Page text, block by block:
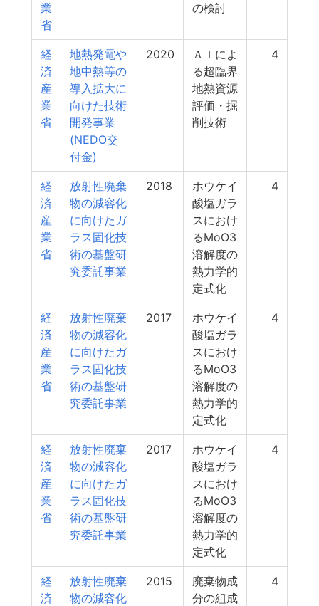
業
省
の検討
経
済
産
業
省
地熱発電や
地中熱等の
導入拡大に
向けた技術
開発事業
(NEDO交
付金)
2020
ＡＩによ
る超臨界
地熱資源
評価・掘
削技術
4
経
済
産
業
省
放射性廃棄
物の減容化
に向けたガ
ラス固化技
術の基盤研
究委託事業
2018
ホウケイ
酸塩ガラ
スにおけ
るMoO3
溶解度の
熱力学的
定式化
4
経
済
産
業
省
放射性廃棄
物の減容化
に向けたガ
ラス固化技
術の基盤研
究委託事業
2017
ホウケイ
酸塩ガラ
スにおけ
るMoO3
溶解度の
熱力学的
定式化
4
経
済
産
業
省
放射性廃棄
物の減容化
に向けたガ
ラス固化技
術の基盤研
究委託事業
2017
ホウケイ
酸塩ガラ
スにおけ
るMoO3
溶解度の
熱力学的
定式化
4
経
済
放射性廃棄
物の減容化
2015
廃棄物成
分の組成
4